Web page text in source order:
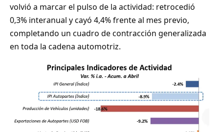
volvió a marcar el pulso de la actividad: retrocedió
0,3% interanual y cayó 4,4% frente al mes previo,
completando un cuadro de contracción generalizada
en toda la cadena automotriz.